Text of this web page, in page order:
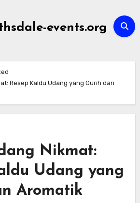
events.org
Resep Kaldu Udang yang Gurih dan
Nikmat:
Udang yang
Aromatik